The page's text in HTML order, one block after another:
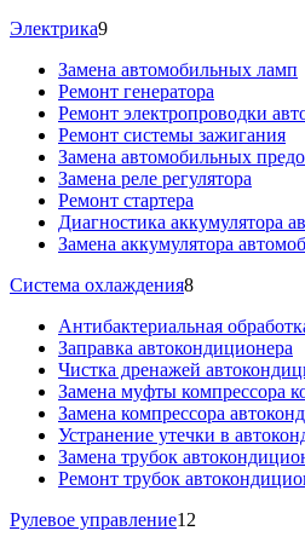
Электрика9
Замена автомобильных ламп
Ремонт генератора
Ремонт электропроводки
Ремонт системы зажигания
Замена автомобильных
Замена реле регулятора
Ремонт стартера
Диагностика аккумулятора
Замена аккумулятора
Система охлаждения8
Антибактериальная
Заправка автокондиционера
Чистка дренажей
Замена муфты компрессора
Замена компрессора
Устранение утечки в
Замена трубок
Ремонт трубок
Рулевое управление12